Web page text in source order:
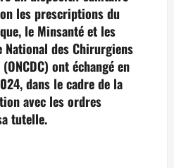
les prescriptions du
le Minsanté et les
National des Chirurgiens
ont échangé en
dans le cadre de la
avec les ordres
tutelle.